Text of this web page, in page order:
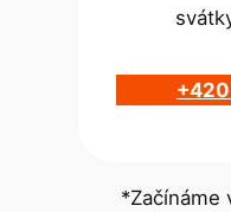
*Začínáme